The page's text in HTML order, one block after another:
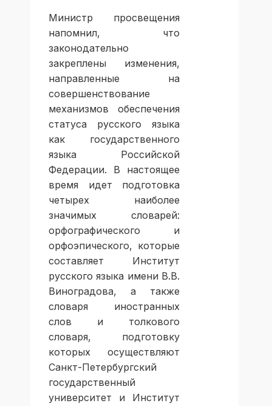
Министр просвещения
напомнил, что
законодательно
закреплены изменения,
направленные на
совершенствование
механизмов обеспечения
статуса русского языка
как государственного
языка Российской
Федерации. В настоящее
время идет подготовка
четырех наиболее
значимых словарей:
орфографического и
орфоэпического, которые
составляет Институт
русского языка имени В.В.
Виноградова, а также
словаря иностранных
слов и толкового
словаря, подготовку
которых осуществляют
Санкт-Петербургский
государственный
университет и Институт